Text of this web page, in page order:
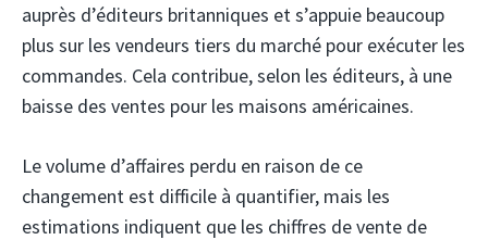
auprès d’éditeurs britanniques et s’appuie beaucoup
plus sur les vendeurs tiers du marché pour exécuter les
commandes. Cela contribue, selon les éditeurs, à une
baisse des ventes pour les maisons américaines.
Le volume d’affaires perdu en raison de ce
changement est difficile à quantifier, mais les
estimations indiquent que les chiffres de vente de